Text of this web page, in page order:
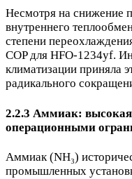
Несмотря на снижение
внутреннего
степени
COP для HFO-1234yf.
климатизации приняла
радикального
2.2.3 Аммиак: высокая
операционными
Аммиак (NH₃)
промышленных